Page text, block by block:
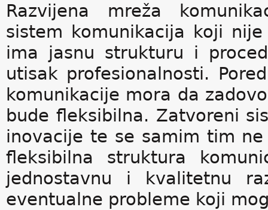
Razvijena mreža
sistem komunikacija koji
ima jasnu strukturu i
utisak profesionalnosti.
komunikacije mora da
bude fleksibilna. Zatvoreni
inovacije te se samim tim
fleksibilna struktura
jednostavnu i kvalitetnu
eventualne probleme koji